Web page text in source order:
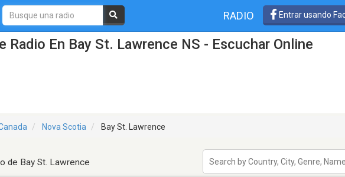
RADIO Entrar usando
Radio En Bay St. Lawrence NS - Escuchar Online
Nova Scotia Bay St. Lawrence
de Bay St. Lawrence